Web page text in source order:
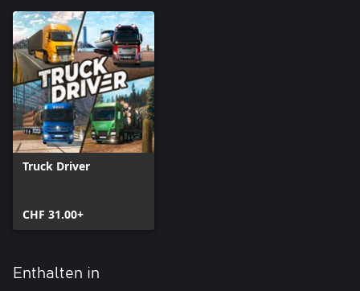
Truck Driver
CHF 31.00+
Enthalten in